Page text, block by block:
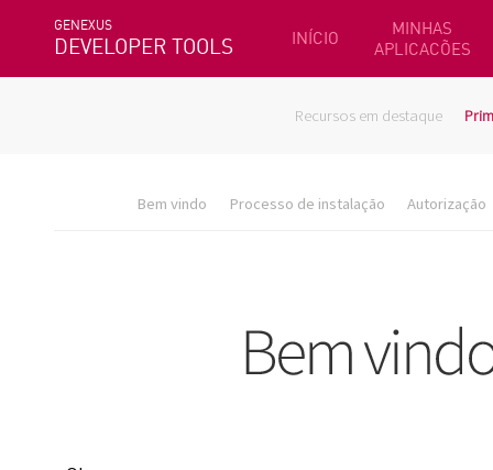
GENEXUS
DEVELOPER TOOLS INÍCIO
MINHAS
APLICACÕES
Recursos em destaque
Bem vindo Processo de instalação Autorização